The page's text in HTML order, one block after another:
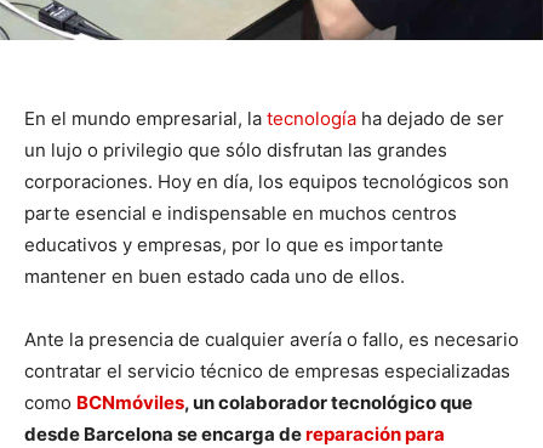
En el mundo empresarial, la tecnología ha dejado de ser
un lujo o privilegio que sólo disfrutan las grandes
corporaciones. Hoy en día, los equipos tecnológicos son
parte esencial e indispensable en muchos centros
educativos y empresas, por lo que es importante
mantener en buen estado cada uno de ellos.
Ante la presencia de cualquier avería o fallo, es necesario
contratar el servicio técnico de empresas especializadas
como BCNmóviles, un colaborador tecnológico que
desde Barcelona se encarga dereparación para